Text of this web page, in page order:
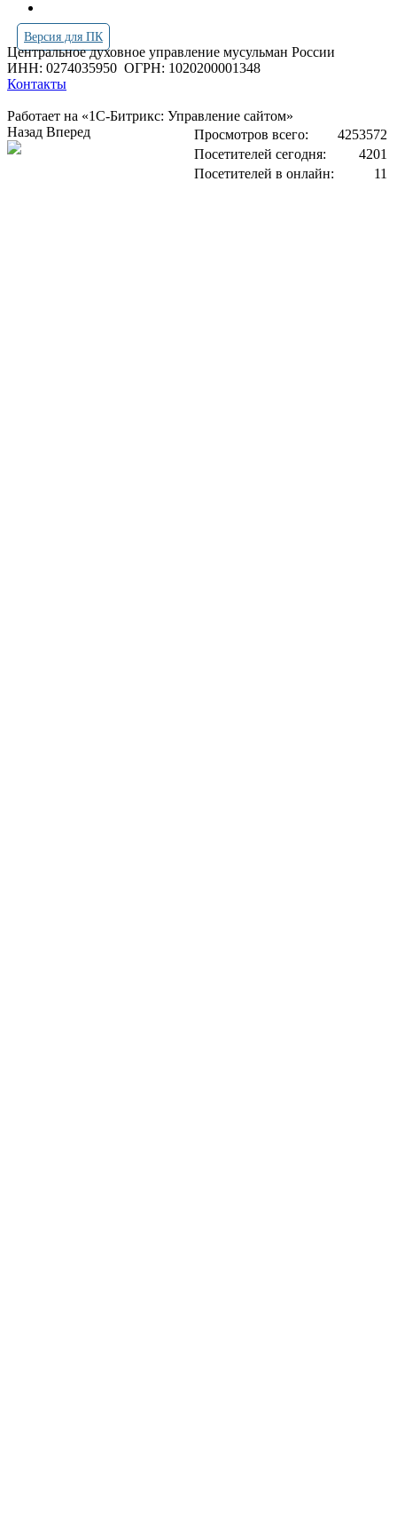
Версия для ПК
Центральное духовное управление мусульман России
ИНН: 0274035950 ОГРН: 1020200001348
Контакты
Работает на «1С-Битрикс: Управление сайтом»
Просмотров всего:
4253572
Посетителей сегодня:
4201
Посетителей в онлайн:
11
Назад Вперед